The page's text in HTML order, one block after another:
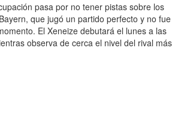
pasa por no tener pistas sobre los
que jugó un partido perfecto y no fue
El Xeneize debutará el lunes a las
observa de cerca el nivel del rival más